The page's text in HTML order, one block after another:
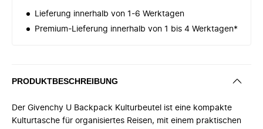
Lieferung innerhalb von 1-6 Werktagen
Premium-Lieferung innerhalb von 1 bis 4 Werktagen*
PRODUKTBESCHREIBUNG
Der Givenchy U Backpack Kulturbeutel ist eine kompakte
Kulturtasche für organisiertes Reisen, mit einem praktischen